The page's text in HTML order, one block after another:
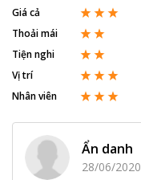
Giá cả
Thoải mái
Tiện nghi
Vị trí
Nhân viên
Ẩn danh
28/06/2020